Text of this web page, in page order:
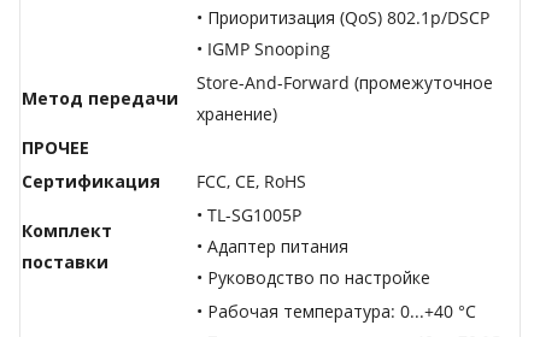
• Приоритизация (QoS) 802.1p/DSCP
• IGMP Snooping
Метод передачи
Store-And-Forward (промежуточное
хранение)
ПРОЧЕЕ
Сертификация
FCC, CE, RoHS
Комплект
поставки
• TL-SG1005P
• Адаптер питания
• Руководство по настройке
• Рабочая температура: 0...+40 °C